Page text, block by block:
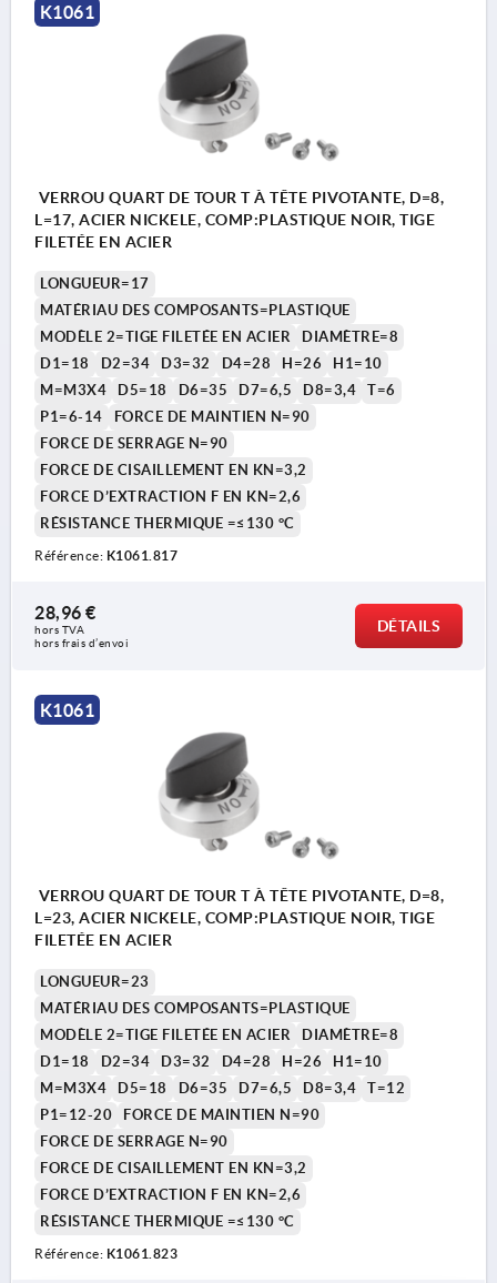
K1061
VERROU QUART DE TOUR T À TÊTE PIVOTANTE, D=8,
L=17, ACIER NICKELE, COMP:PLASTIQUE NOIR, TIGE
FILETÉE EN ACIER
LONGUEUR=17
MATÉRIAU DES COMPOSANTS=PLASTIQUE
MODÈLE 2=TIGE FILETÉE EN ACIER
DIAMÈTRE=8
D1=18
D2=34 D3=32 D4=28 H=26
H1=10
M=M3X4
D5=18 D6=35 D7=6,5 D8=3,4
T=6
P1=6-14
FORCE DE MAINTIEN N=90
FORCE DE SERRAGE N=90
FORCE DE CISAILLEMENT EN KN=3,2
FORCE D’EXTRACTION F EN KN=2,6
RÉSISTANCE THERMIQUE =≤130 °C
Référence: K1061.817
28,96 €
hors TVA
hors frais d’envoi
DÉTAILS
K1061
VERROU QUART DE TOUR T À TÊTE PIVOTANTE, D=8,
L=23, ACIER NICKELE, COMP:PLASTIQUE NOIR, TIGE
FILETÉE EN ACIER
LONGUEUR=23
MATÉRIAU DES COMPOSANTS=PLASTIQUE
MODÈLE 2=TIGE FILETÉE EN ACIER
DIAMÈTRE=8
D1=18
D2=34 D3=32 D4=28 H=26
H1=10
M=M3X4
D5=18 D6=35 D7=6,5 D8=3,4
T=12
P1=12-20
FORCE DE MAINTIEN N=90
FORCE DE SERRAGE N=90
FORCE DE CISAILLEMENT EN KN=3,2
FORCE D’EXTRACTION F EN KN=2,6
RÉSISTANCE THERMIQUE =≤130 °C
Référence: K1061.823